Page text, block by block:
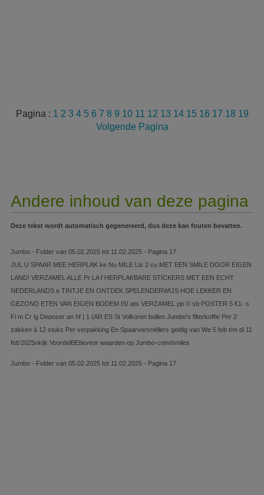
Pagina : 1 2 3 4 5 6 7 8 9 10 11 12 13 14 15 16 17 18 19
Volgende Pagina
Andere inhoud van deze pagina
Deze tekst wordt automatisch gegenereerd, dus deze kan fouten bevatten.
Jumbo - Folder van 05.02.2025 tot 11.02.2025 - Pagina 17
JUL U SPAAR MEE HERPLAK ke Nu MILE Lis 2 cu MET EEN SMILE DOOR EIGEN
LAND! VERZAMEL ALLE Pr LA f HERPLAKBARE STICKERS MET EEN ECHT
NEDERLANDS e TINTJE EN ONTDEK SPELENDERWIJS HOE LEKKER EN
GEZOND ETEN VAN EIGEN BODEM IS! ats VERZAMEL pp © sb POSTER 5 €1- s
Fi m Cr ig Deposer an hf | 1 (AR ES St Volkoren bollen Jumbo's filterkoffie Per 2
zakken á 12 stuks Per verpakking En Spaarversnèllers geldig van We 5 feb t/m di 11
feb'2025nkijk VoordelBEtieveor waarden op Jumbo-com/smiles
Jumbo - Folder van 05.02.2025 tot 11.02.2025 - Pagina 17